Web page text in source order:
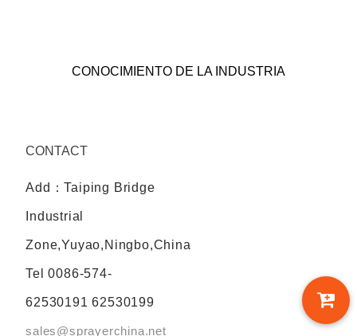
CONOCIMIENTO DE LA INDUSTRIA
CONTACT
Add：Taiping Bridge
Industrial
Zone,Yuyao,Ningbo,China
Tel 0086-574-
62530191 62530199
sales@sprayerchina.net